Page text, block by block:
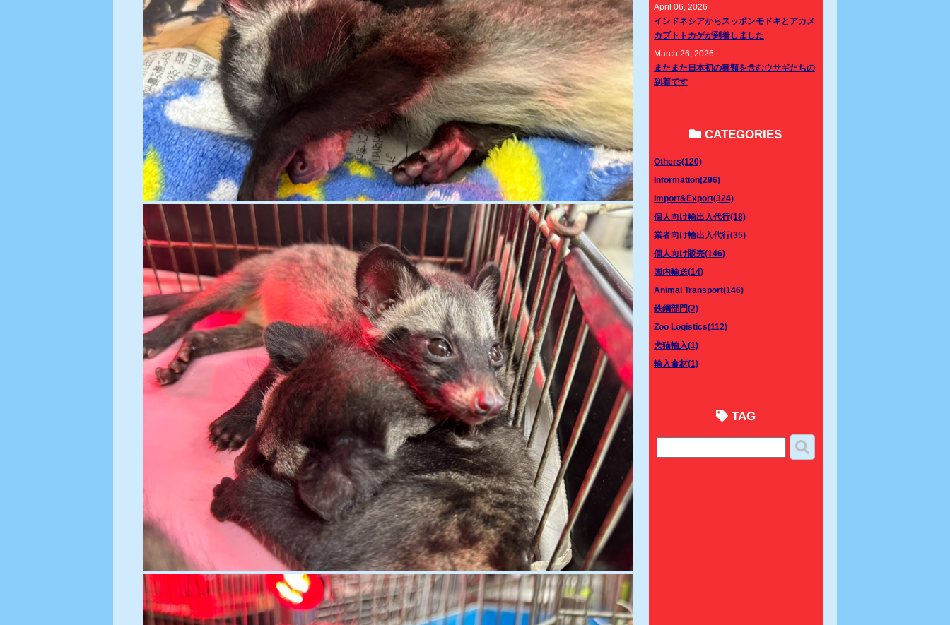
April 06, 2026
インドネシアからスッポンモドキとアカメ
カブトトカゲが到着しました
March 26, 2026
またまた日本初の種類を含むウサギたちの
到着です
CATEGORIES
Others(120)
Information(296)
Import&Export(324)
個人向け輸出入代行(18)
業者向け輸出入代行(35)
個人向け販売(146)
国内輸送(14)
Animal Transport(146)
鉄鋼部門(2)
Zoo Logistics(112)
犬猫輸入(1)
輸入食材(1)
TAG